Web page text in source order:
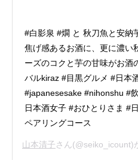
#白影泉 #燗 と 秋刀魚と安納
焦げ感あるお酒に、更に濃い
ーズのコクと芋の甘味がお酒
バルkiraz #目黒グルメ #日本
#japanesesake #nihonshu #
日本酒女子 #おひとりさま #
ペアリングコース
山本清子さん(@seiko_icount)